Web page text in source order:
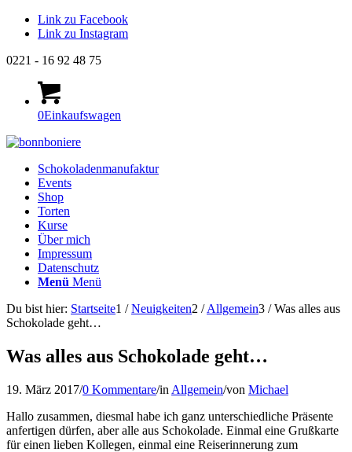
Link zu Facebook
Link zu Instagram
0221 - 16 92 48 75
0Einkaufswagen
Schokoladenmanufaktur
Events
Shop
Torten
Kurse
Über mich
Impressum
Datenschutz
Menü Menü
Du bist hier: Startseite1 / Neuigkeiten2 / Allgemein3 / Was alles aus
Schokolade geht…
Was alles aus Schokolade geht…
19. März 2017/0 Kommentare/in Allgemein/von Michael
Hallo zusammen, diesmal habe ich ganz unterschiedliche Präsente
anfertigen dürfen, aber alle aus Schokolade. Einmal eine Grußkarte
für einen lieben Kollegen, einmal eine Reiserinnerung zum